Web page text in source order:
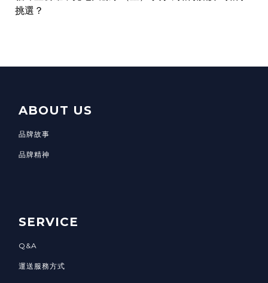
挑選？
ABOUT US
品牌故事
品牌精神
SERVICE
Q&A
運送服務方式